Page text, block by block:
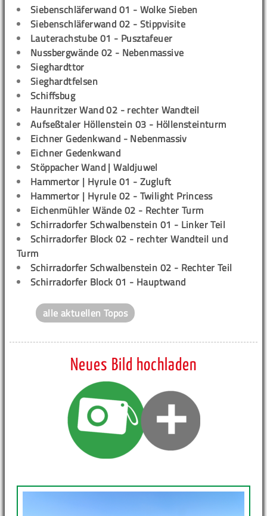
Siebenschläferwand 01 - Wolke Sieben
Siebenschläferwand 02 - Stippvisite
Lauterachstube 01 - Pusztafeuer
Nussbergwände 02 - Nebenmassive
Sieghardttor
Sieghardtfelsen
Schiffsbug
Haunritzer Wand 02 - rechter Wandteil
Aufseßtaler Höllenstein 03 - Höllensteinturm
Eichner Gedenkwand - Nebenmassiv
Eichner Gedenkwand
Stöppacher Wand | Waldjuwel
Hammertor | Hyrule 01 - Zugluft
Hammertor | Hyrule 02 - Twilight Princess
Eichenmühler Wände 02 - Rechter Turm
Schirradorfer Schwalbenstein 01 - Linker Teil
Schirradorfer Block 02 - rechter Wandteil und
Turm
Schirradorfer Schwalbenstein 02 - Rechter Teil
Schirradorfer Block 01 - Hauptwand
alle aktuellen Topos
Neues Bild hochladen